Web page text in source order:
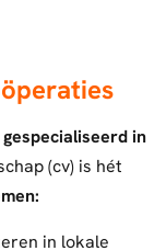
in
(cv) is hét
in lokale